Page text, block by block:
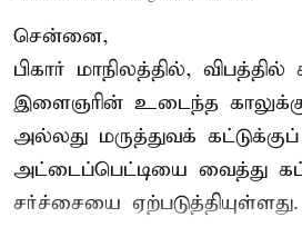
சென்னை,
பிகார் மாநிலத்தில்,
இளைஞரின் உடைந்த
அல்லது மருத்துவக்
அட்டைப்பெட்டியை வைத்து
சர்ச்சையை ஏற்படுத்தியுள்ளது.